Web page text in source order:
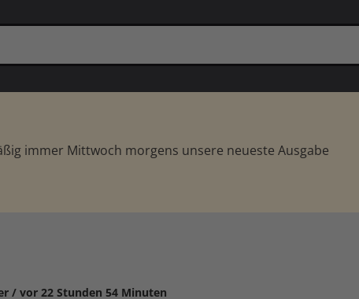
immer Mittwoch morgens unsere neueste Ausgabe
/ vor 22 Stunden 54 Minuten